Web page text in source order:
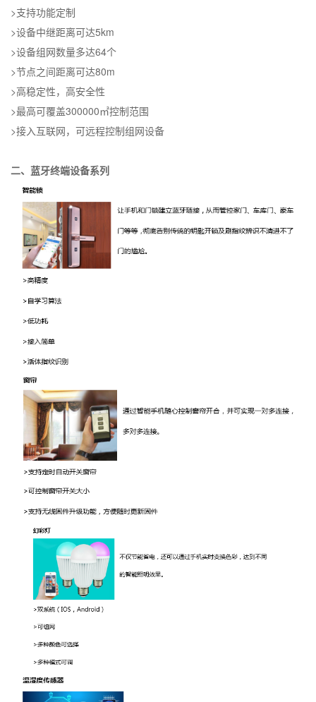
>支持功能定制
>设备中继距离可达5km
>设备组网数量多达64个
>节点之间距离可达80m
>高稳定性，高安全性
>最高可覆盖300000㎡控制范围
>接入互联网，可远程控制组网设备
二、蓝牙终端设备系列